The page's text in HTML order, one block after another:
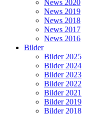
News 2020
News 2019
News 2018
News 2017
News 2016
Bilder
Bilder 2025
Bilder 2024
Bilder 2023
Bilder 2022
Bilder 2021
Bilder 2019
Bilder 2018